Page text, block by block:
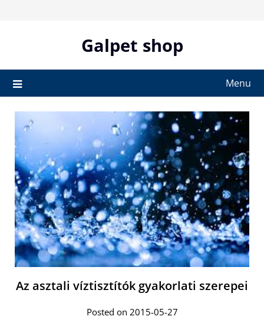
Galpet shop
Menu
Az asztali víztisztítók gyakorlati szerepei
Posted on 2015-05-27